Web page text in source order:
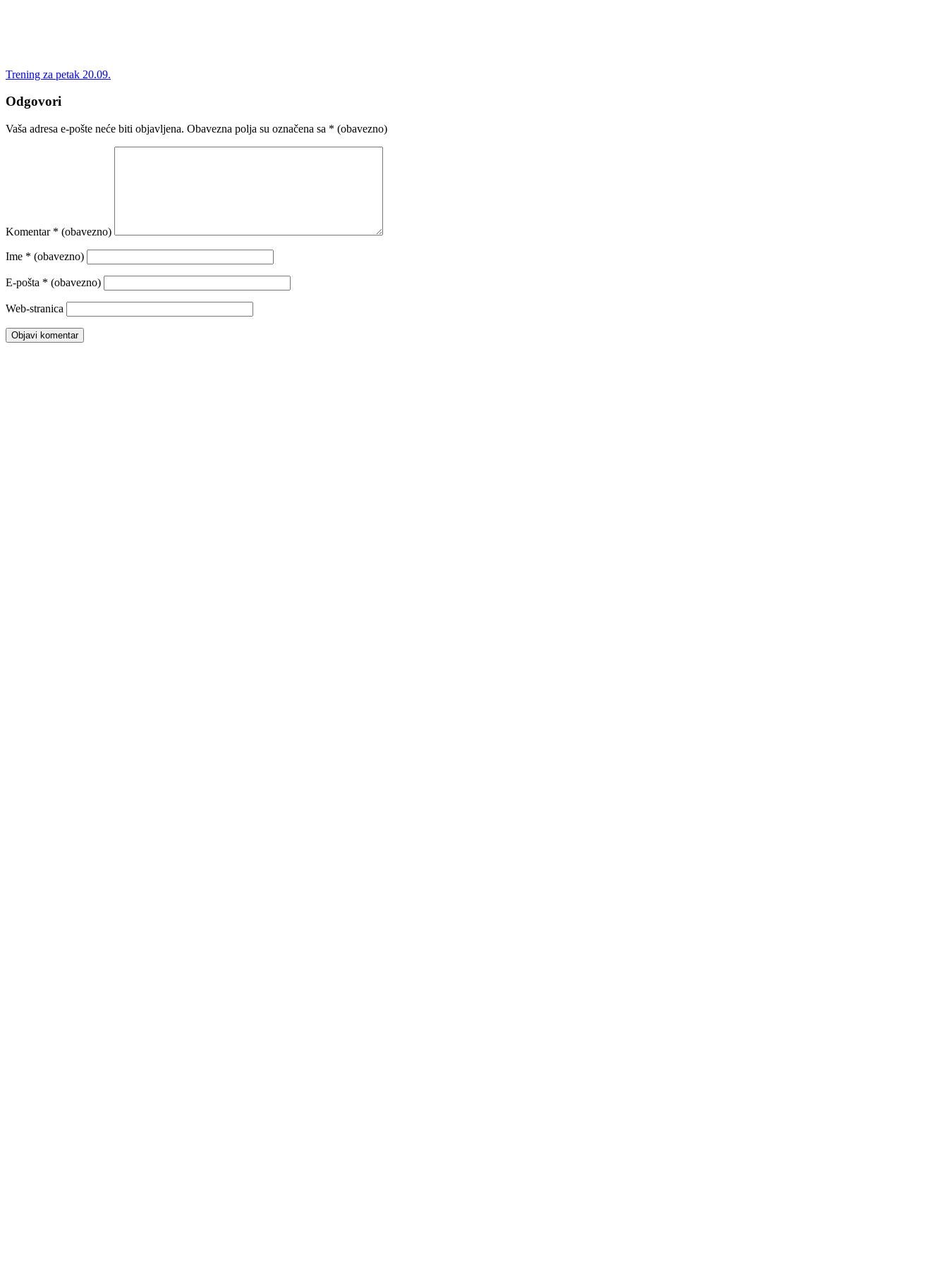
Trening za petak 20.09.
Odgovori
Vaša adresa e-pošte neće biti objavljena. Obavezna polja su označena sa * (obavezno)
Komentar * (obavezno)
Ime * (obavezno)
E-pošta * (obavezno)
Web-stranica